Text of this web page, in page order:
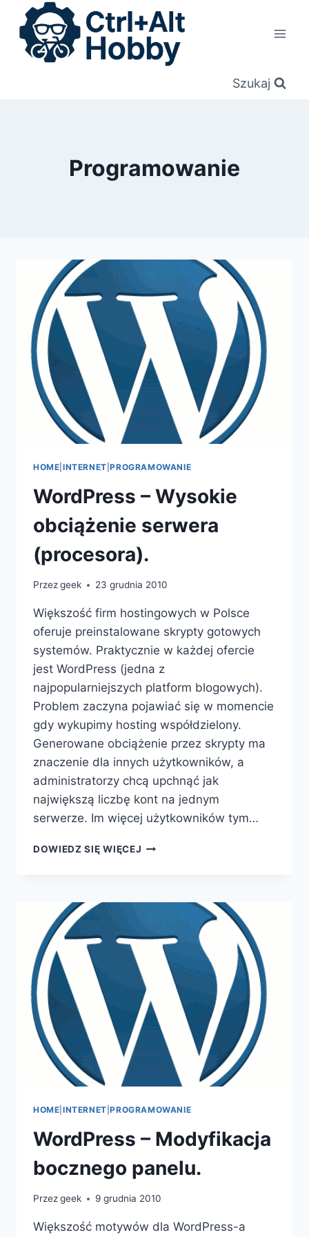
Przejdź
treści
Szukaj
Programowanie
HOME INTERNET |PROGRAMOWANIE
WordPress – Wysokie
obciążenie serwera
(procesora).
Przezgeek 23 grudnia 2010
Większość firm hostingowych w Polsce
oferuje preinstalowane skrypty gotowych
systemów. Praktycznie w każdej ofercie
jest WordPress (jedna z
najpopularniejszych platform blogowych).
Problem zaczyna pojawiać się w momencie
gdy wykupimy hosting współdzielony.
Generowane obciążenie przez skrypty ma
znaczenie dla innych użytkowników, a
administratorzy chcą upchnąć jak
największą liczbę kont na jednym
serwerze. Im więcej użytkowników tym…
DOWIEDZ SIĘ WIĘCEJ WORDPRESS
SERWERA
(PROCESORA).
HOME INTERNET |PROGRAMOWANIE
WordPress – Modyfikacja
bocznego panelu.
Przezgeek 9 grudnia 2010
Większość motywów dla WordPress-a